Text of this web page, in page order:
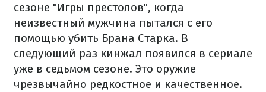
сезоне "Игры престолов", когда
неизвестный мужчина пытался с его
помощью убить Брана Старка. В
следующий раз кинжал появился в сериале
уже в седьмом сезоне. Это оружие
чрезвычайно редкостное и качественное.